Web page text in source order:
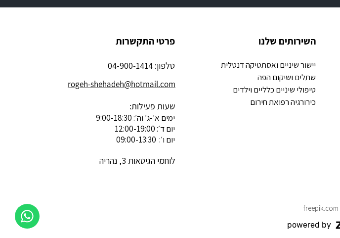
פרטי התקשרות
טלפון: 04-900-1414
rogeh-shehadeh@hotmail.com
שעות פעילות:
ימים א׳-ג׳ וה׳: 9:00-18:30
יום ד׳: 12:00-19:00
יום ו׳: 09:00-13:30
לוחמי הגיטאות 3, נהריה
השירותים שלנו
יישור שיניים ואסתטיקה דנטלית
שתלים ושיקום הפה
טיפולי שיניים כלליים וילדים
כירורגיה רפואת חירום
powered by